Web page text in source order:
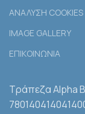
ΑΝΑΛΥΣΗ COOKIES
IMAGE GALLERY
ΕΠΙΚΟΙΝΩΝΙΑ
Τράπεζα Alpha